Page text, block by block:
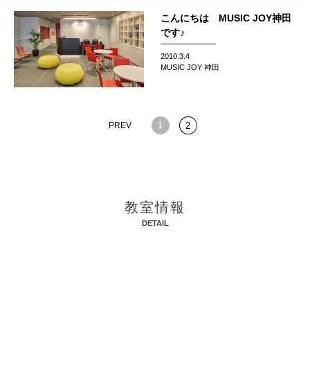
こんにちは MUSIC JOY神田
です♪
2010.3.4
MUSIC JOY 神田
PREV 1 2
教室情報
DETAIL